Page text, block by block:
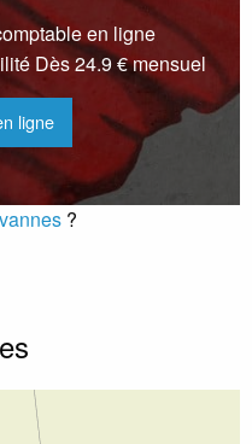
en ligne
Dès 24.9 € mensuel
ligne
?